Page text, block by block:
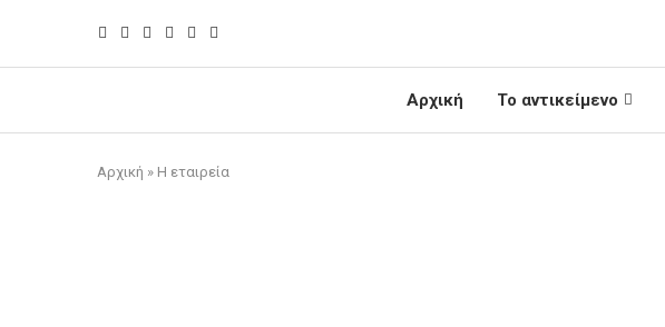
Αρχική Το αντικείμενο
Αρχική » Η εταιρεία